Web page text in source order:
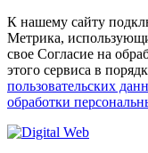
К нашему сайту
Метрика,
свое Согласие на
этого сервиса в
пользовательских
обработки